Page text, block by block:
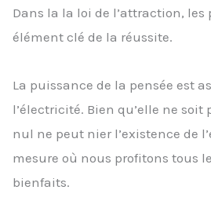
Dans la la loi de l’attraction, les
élément clé de la réussite.
La puissance de la pensée est
l’électricité. Bien qu’elle ne
nul ne peut nier l’existence de
mesure où nous profitons tous
bienfaits.